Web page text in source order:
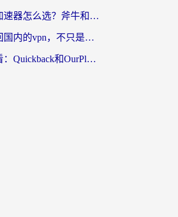
海外回国加速器怎么选？斧牛和海龟哪个好？一篇帮你避开坑的实用指南
从匈牙利回国内的vpn，不只是为了刷剧那么简单
海外党必看：Quickback和OurPlay好用吗？3分钟选对回国加速器，无缝刷剧玩游戏